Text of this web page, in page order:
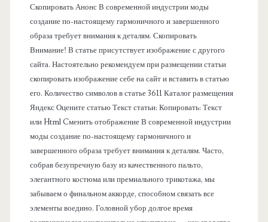
Скопировать Анонс В современной индустрии моды
создание по-настоящему гармоничного и завершенного
образа требует внимания к деталям. Скопировать
Внимание! В статье присутствует изображение с другого
сайта. Настоятельно рекомендуем при размещении статьи
скопировать изображение себе на сайт и вставить в статью
его. Количество символов в статье 3611 Каталог размещения
Яндекс Оцените статью Текст статьи: Копировать: Текст
или Html Cменить отображение В современной индустрии
моды создание по-настоящему гармоничного и
завершенного образа требует внимания к деталям. Часто,
собрав безупречную базу из качественного пальто,
элегантного костюма или премиального трикотажа, мы
забываем о финальном аккорде, способном связать все
элементы воедино. Головной убор долгое время